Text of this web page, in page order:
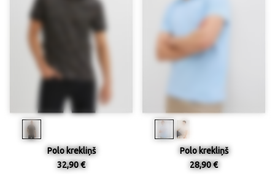
Polo krekliņš
32,90 €
Polo krekliņš
28,90 €